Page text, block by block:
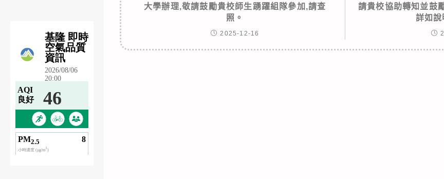
大學辦理,敬請鼓勵貴校師生踴躍組隊參加,請查
照。
2025-12-16
請貴校協助轉知並鼓
詳如說